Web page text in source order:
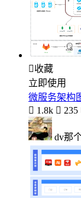
收藏
立即使用
微服务架构
 1.8k  235
dv那